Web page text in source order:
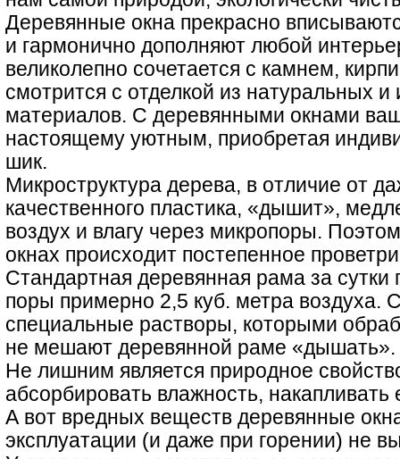
Деревянные окна прекрасно
и гармонично дополняют любой
великолепно сочетается с камнем,
смотрится с отделкой из натуральных и
материалов. С деревянными окнами
настоящему уютным, приобретая
шик.
Микроструктура дерева, в отличие от
качественного пластика, «дышит»,
воздух и влагу через микропоры.
окнах происходит постепенное
Стандартная деревянная рама за сутки
поры примерно 2,5 куб. метра воздуха.
специальные растворы, которыми
не мешают деревянной раме «дышать».
Не лишним является природное
абсорбировать влажность, накапливать
А вот вредных веществ деревянные
эксплуатации (и даже при горении) не